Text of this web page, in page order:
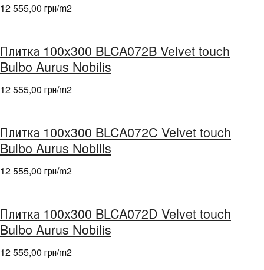
12 555,00 грн/m2
Плитка 100x300 BLCA072B Velvet touch
Bulbo Aurus Nobilis
12 555,00 грн/m2
Плитка 100x300 BLCA072C Velvet touch
Bulbo Aurus Nobilis
12 555,00 грн/m2
Плитка 100x300 BLCA072D Velvet touch
Bulbo Aurus Nobilis
12 555,00 грн/m2